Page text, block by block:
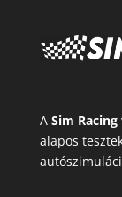
A Sim
alapos